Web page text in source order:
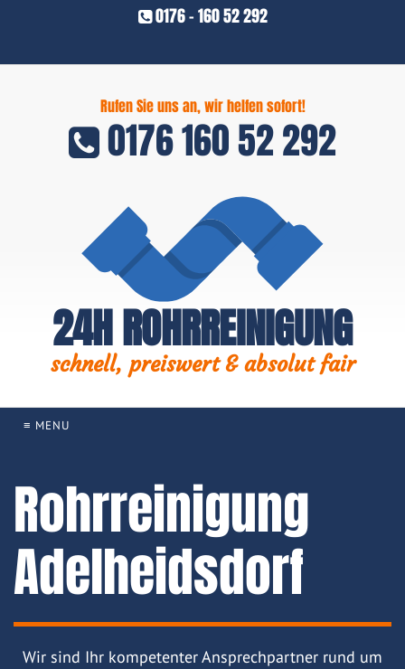
0176 - 160 52 292
Rufen Sie uns an, wir helfen sofort!
0176 160 52 292
24H ROHRREINIGUNG
schnell, preiswert & absolut fair
≡ MENU
Rohrreinigung
Adelheidsdorf
Wir sind Ihr kompetenter Ansprechpartner rund um